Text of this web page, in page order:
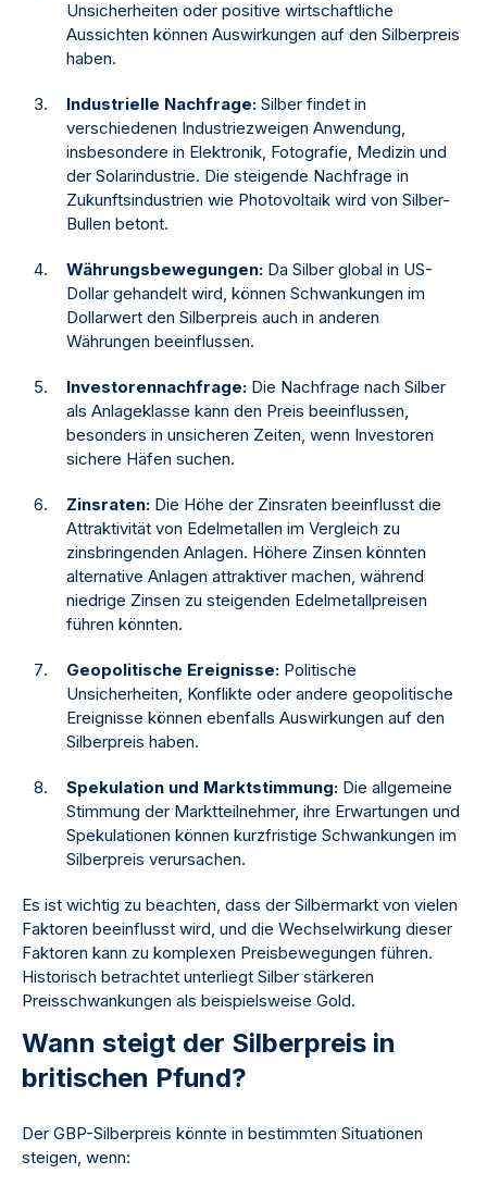
Unsicherheiten oder positive wirtschaftliche
Aussichten können Auswirkungen auf den Silberpreis
haben.
Industrielle Nachfrage: Silber findet in
verschiedenen Industriezweigen Anwendung,
insbesondere in Elektronik, Fotografie, Medizin und
der Solarindustrie. Die steigende Nachfrage in
Zukunftsindustrien wie Photovoltaik wird von Silber-
Bullen betont.
Währungsbewegungen: Da Silber global in US-
Dollar gehandelt wird, können Schwankungen im
Dollarwert den Silberpreis auch in anderen
Währungen beeinflussen.
Investorennachfrage: Die Nachfrage nach Silber
als Anlageklasse kann den Preis beeinflussen,
besonders in unsicheren Zeiten, wenn Investoren
sichere Häfen suchen.
Zinsraten: Die Höhe der Zinsraten beeinflusst die
Attraktivität von Edelmetallen im Vergleich zu
zinsbringenden Anlagen. Höhere Zinsen könnten
alternative Anlagen attraktiver machen, während
niedrige Zinsen zu steigenden Edelmetallpreisen
führen könnten.
Geopolitische Ereignisse: Politische
Unsicherheiten, Konflikte oder andere geopolitische
Ereignisse können ebenfalls Auswirkungen auf den
Silberpreis haben.
Spekulation und Marktstimmung: Die allgemeine
Stimmung der Marktteilnehmer, ihre Erwartungen und
Spekulationen können kurzfristige Schwankungen im
Silberpreis verursachen.
Es ist wichtig zu beachten, dass der Silbermarkt von vielen
Faktoren beeinflusst wird, und die Wechselwirkung dieser
Faktoren kann zu komplexen Preisbewegungen führen.
Historisch betrachtet unterliegt Silber stärkeren
Preisschwankungen als beispielsweise Gold.
Wann steigt der Silberpreis in
britischen Pfund?
Der GBP-Silberpreis könnte in bestimmten Situationen
steigen, wenn: